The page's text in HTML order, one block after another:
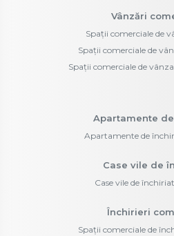
Vânzări
Spații comerciale de
Spații comerciale de
Spații comerciale de
Apartamente
Apartamente de
Case vile de
Case vile de
Închirieri
Spații comerciale de